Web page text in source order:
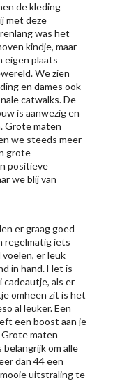
de kleding
met deze
was het
kindje, maar
eigen plaats
We zien
en dames ook
catwalks. De
is aanwezig en
Grote maten
we steeds meer
grote
positieve
we blij van
er graag goed
regelmatig iets
er leuk
in hand. Het is
cadeautje, als er
omheen zit is het
al leuker. Een
een boost aan je
maten
belangrijk om alle
dan 44 een
uitstraling te